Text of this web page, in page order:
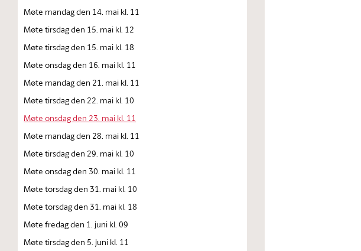
Møte mandag den 14. mai kl. 11
Møte tirsdag den 15. mai kl. 12
Møte tirsdag den 15. mai kl. 18
Møte onsdag den 16. mai kl. 11
Møte mandag den 21. mai kl. 11
Møte tirsdag den 22. mai kl. 10
Møte onsdag den 23. mai kl. 11
Møte mandag den 28. mai kl. 11
Møte tirsdag den 29. mai kl. 10
Møte onsdag den 30. mai kl. 11
Møte torsdag den 31. mai kl. 10
Møte torsdag den 31. mai kl. 18
Møte fredag den 1. juni kl. 09
Møte tirsdag den 5. juni kl. 11